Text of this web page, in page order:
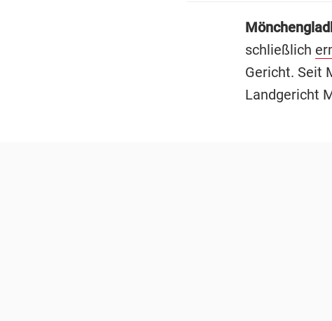
schließlich
Gericht. Seit
Landgericht